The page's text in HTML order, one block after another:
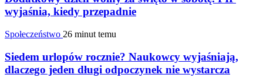
wyjaśnia, kiedy przepadnie
Społeczeństwo 26 minut temu
Siedem urlopów rocznie? Naukowcy wyjaśniają,
dlaczego jeden długi odpoczynek nie wystarcza